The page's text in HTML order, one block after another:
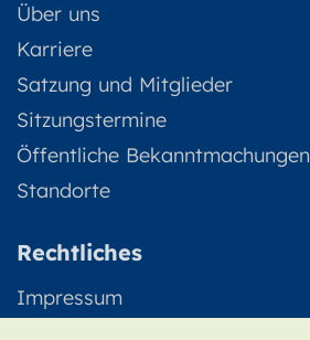
Über uns
Karriere
Satzung und Mitglieder
Sitzungstermine
Öffentliche Bekanntmachungen
Standorte
Rechtliches
Impressum